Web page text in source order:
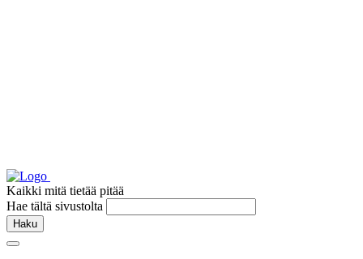
Kaikki mitä tietää pitää
Hae tältä sivustolta
Haku